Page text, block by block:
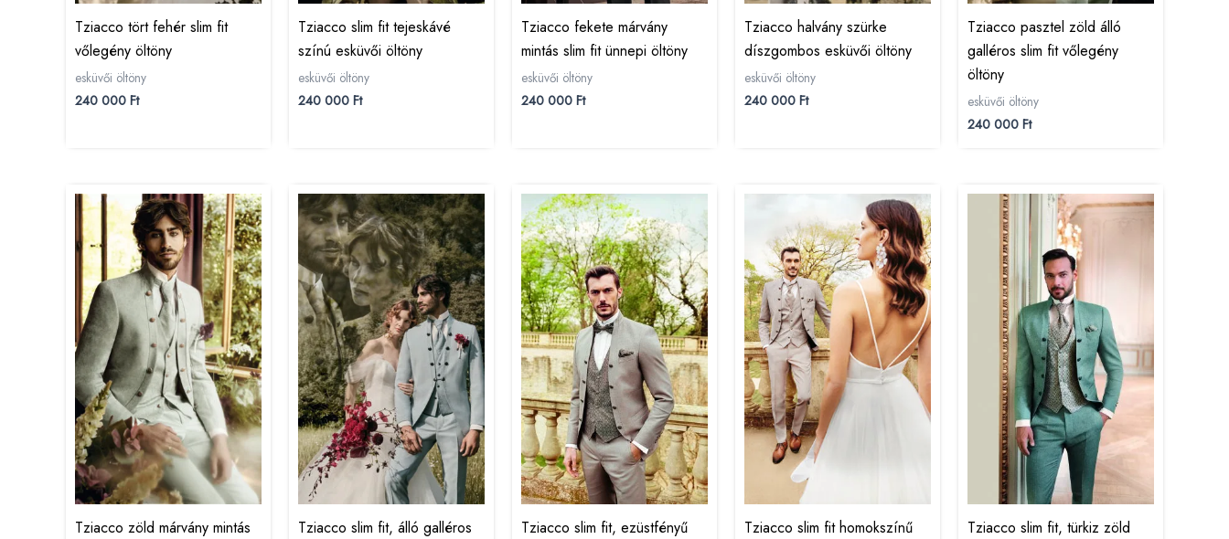
Tziacco tört fehér slim fit
vőlegény öltöny
esküvői öltöny
240 000 Ft
Tziacco slim fit tejeskávé
színú esküvői öltöny
esküvői öltöny
240 000 Ft
Tziacco fekete márvány
mintás slim fit ünnepi öltöny
esküvői öltöny
240 000 Ft
Tziacco halvány szürke
díszgombos esküvői öltöny
esküvői öltöny
240 000 Ft
Tziacco pasztel zöld álló
galléros slim fit vőlegény
öltöny
esküvői öltöny
240 000 Ft
Tziacco zöld márvány mintás
Tziacco slim fit, álló galléros
Tziacco slim fit, ezüstfényű
Tziacco slim fit homokszínű
Tziacco slim fit, türkiz zöld